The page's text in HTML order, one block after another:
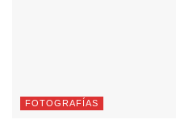
FOTOGRAFÍAS